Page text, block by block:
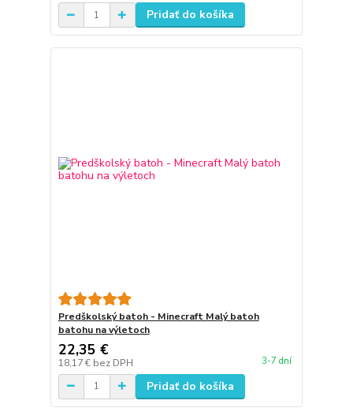
Pridať do košíka
Predškolský batoh - Minecraft Malý batoh
batohu na výletoch
22,35 €
18,17 € bez DPH 3-7 dní
Pridať do košíka